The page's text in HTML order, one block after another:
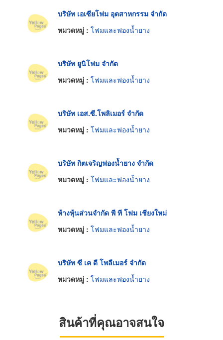
บริษัท เอเซียโฟม อุตสาหกรรม จำกัด
หมวดหมู่ : โฟมและฟองน้ำยาง
บริษัท ยูนิโฟม จำกัด
หมวดหมู่ : โฟมและฟองน้ำยาง
บริษัท เอส.ซี.โพลิเมอร์ จำกัด
หมวดหมู่ : โฟมและฟองน้ำยาง
บริษัท กิตเจริญฟองน้ำยาง จำกัด
หมวดหมู่ : โฟมและฟองน้ำยาง
ห้างหุ้นส่วนจำกัด พี ที โฟม เชียงใหม่
หมวดหมู่ : โฟมและฟองน้ำยาง
บริษัท ซี เค ดี โพลีเมอร์ จำกัด
หมวดหมู่ : โฟมและฟองน้ำยาง
สินค้าที่คุณอาจสนใจ